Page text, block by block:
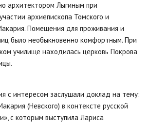
архитектором Лыгиным при
архиепископа Томского и
Помещения для проживания и
было необыкновенно комфортным. При
училище находилась церковь Покрова
с интересом заслушали доклад на тему:
(Невского) в контексте русской
с которым выступила Лариса